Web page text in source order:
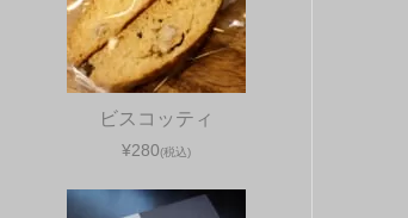
ビスコッティ
¥280(税込)